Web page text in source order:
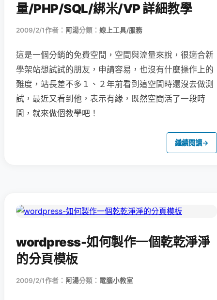
量/PHP/SQL/綁米/VP 詳細教學
2009/2/1作者： 阿湯分類： 線上工具/服務
這是一個分銷的免費空間，空間與流量來說，很適合新
學架站想試試的朋友， 申請容易，也沒有什麼操作上的
難度，站長差不多１、２年前看到這空間時還沒去做測
試，最近又看到他，表示有緣，既然空間活了一段時
間，就來做個教學吧！
繼續閱讀→
wordpress-如何製作一個乾乾淨淨
的分頁模板
2009/2/1作者： 阿湯分類： 電腦小教室